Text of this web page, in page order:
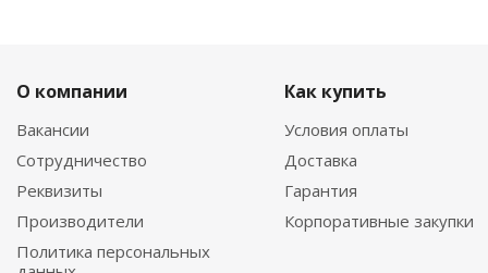
Скульптуры
воды в пруду
аксессуары для заборов
Термометр
Тротуарная плитка
О компании
Вакансии
Сотрудничество
Реквизиты
Производители
Политика персональных
Как купить
Условия оплаты
Доставка
Гарантия
Корпоративные закупки